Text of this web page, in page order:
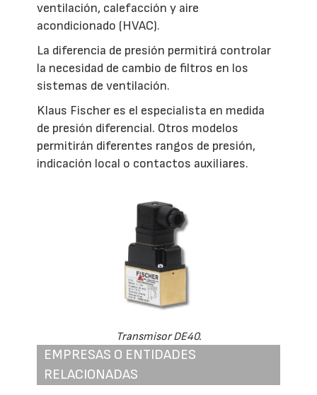
ventilación, calefacción y aire
acondicionado (HVAC).
La diferencia de presión permitirá controlar
la necesidad de cambio de filtros en los
sistemas de ventilación.
Klaus Fischer es el especialista en medida
de presión diferencial. Otros modelos
permitirán diferentes rangos de presión,
indicación local o contactos auxiliares.
Transmisor DE40.
EMPRESAS O ENTIDADES
RELACIONADAS